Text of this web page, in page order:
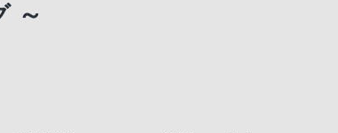
～